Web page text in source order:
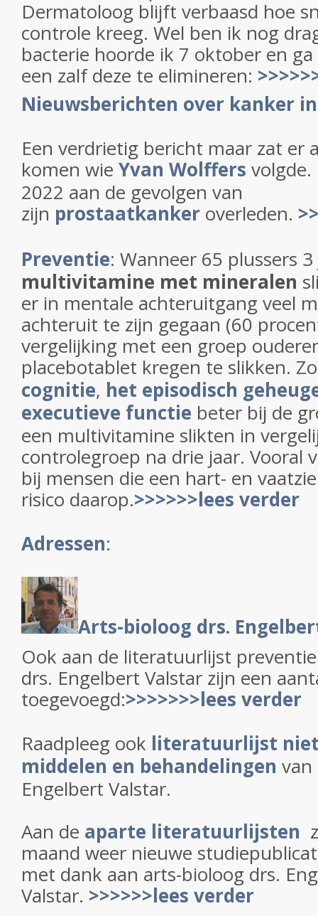
Dermatoloog blijft verbaasd hoe
controle kreeg. Wel ben ik nog
bacterie hoorde ik 7 oktober en
een zalf deze te elimineren:
Nieuwsberichten over kanker
Een verdrietig bericht maar zat er
komen wie Yvan Wolffers
2022 aan de gevolgen van
zijn prostaatkanker overleden.
Preventie: Wanneer 65 plussers
multivitamine met mineralen
er in mentale achteruitgang veel
achteruit te zijn gegaan (60
vergelijking met een groep
placebotablet kregen te slikken.
cognitie, het episodisch
executieve functie beter bij de
een multivitamine slikten in
controlegroep na drie jaar. Vooral
bij mensen die een hart- en
risico daarop.>>>>>>lees verder
Adressen:
Arts-bioloog drs.
Ook aan de literatuurlijst
drs. Engelbert Valstar zijn een
toegevoegd:>>>>>>>lees verder
Raadpleeg ook literatuurlijst
middelen en behandelingen van
Engelbert Valstar.
Aan de aparte literatuurlijsten
maand weer nieuwe
met dank aan arts-bioloog drs.
Valstar. >>>>>>lees verder